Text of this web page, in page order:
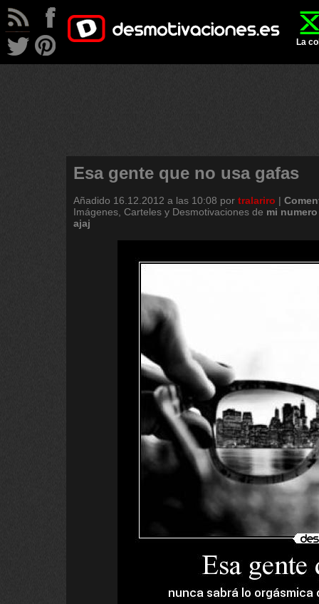
La
Esa gente que no usa gafas
Añadido 16.12.2012 a las 10:08 por tralariro |
Imágenes, Carteles y Desmotivaciones de mi numero
ajaj